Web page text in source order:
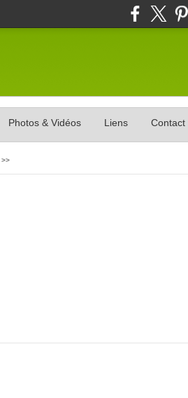
Photos & Vidéos Liens Contact
>>